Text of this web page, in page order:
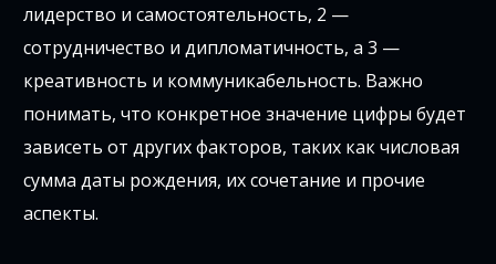
лидерство и самостоятельность, 2 —
сотрудничество и дипломатичность, а 3 —
креативность и коммуникабельность. Важно
понимать, что конкретное значение цифры будет
зависеть от других факторов, таких как числовая
сумма даты рождения, их сочетание и прочие
аспекты.